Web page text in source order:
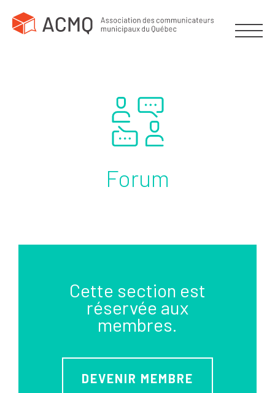
Forum
Cette section est
réservée aux
membres.
DEVENIR MEMBRE